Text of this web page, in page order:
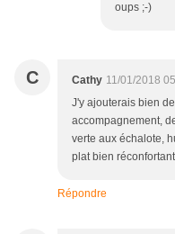
oups ;-)
C Cathy 11/01/2018
J'y ajouterais bien
accompagnement,
verte aux échalote,
plat bien
Répondre